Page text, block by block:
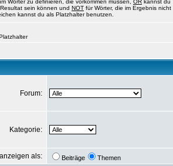
Wörter zu definieren, die vorkommen müssen, OR kannst du
sein können und NOT für Wörter, die im Ergebnis nicht
kannst du als Platzhalter benutzen.
Forum:
Kategorie:
als: Beiträge Themen